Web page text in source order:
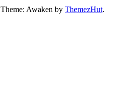
Theme: Awaken by ThemezHut.